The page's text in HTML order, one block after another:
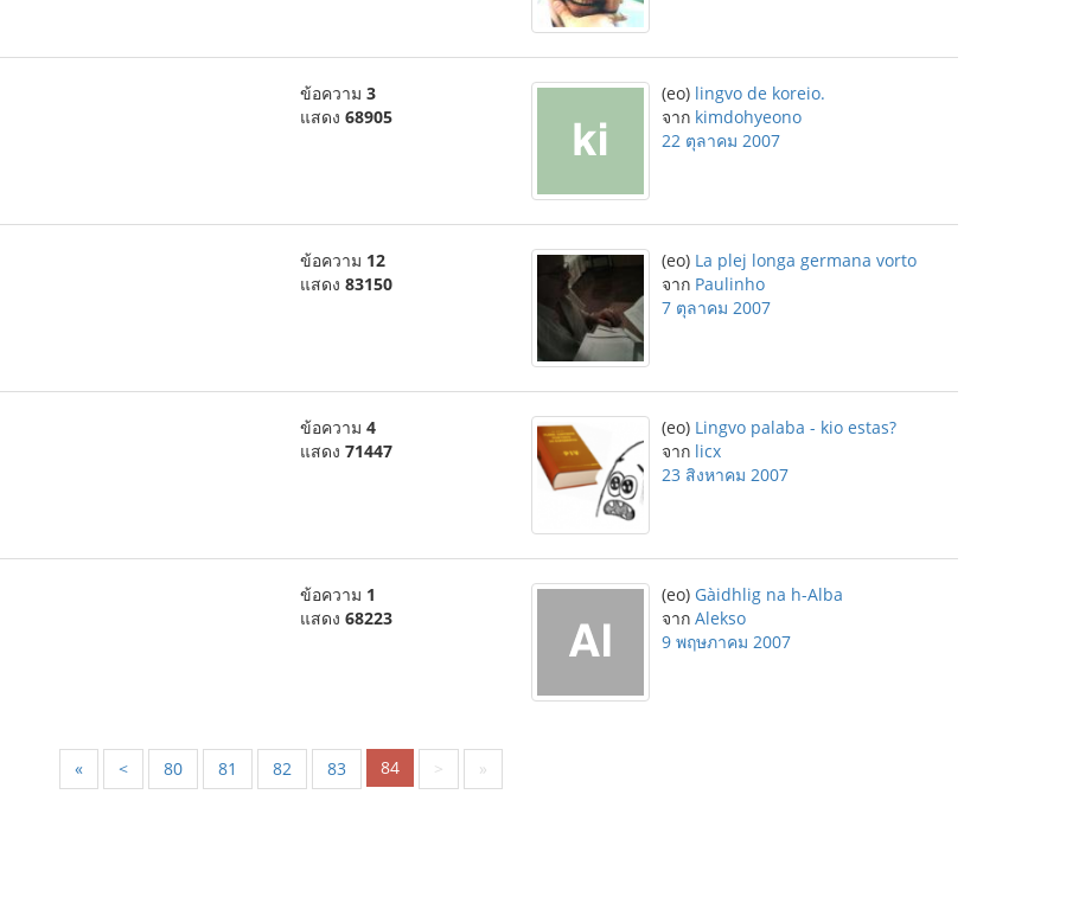
ข้อความ 3
แสดง 68905
(eo) lingvo de koreio.
จาก kimdohyeono
22 ตุลาคม 2007
ข้อความ 12
แสดง 83150
(eo) La plej longa germana vorto
จาก Paulinho
7 ตุลาคม 2007
ข้อความ 4
แสดง 71447
(eo) Lingvo palaba - kio estas?
จาก licx
23 สิงหาคม 2007
ข้อความ 1
แสดง 68223
(eo) Gàidhlig na h-Alba
จาก Alekso
9 พฤษภาคม 2007
« < 80 81 82 83 84 > »